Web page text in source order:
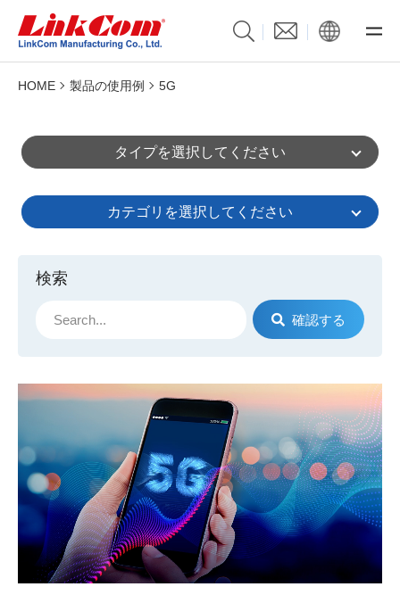
HOME 製品の使用例 5G
タイプを選択してください
カテゴリを選択してください
検索
確認する